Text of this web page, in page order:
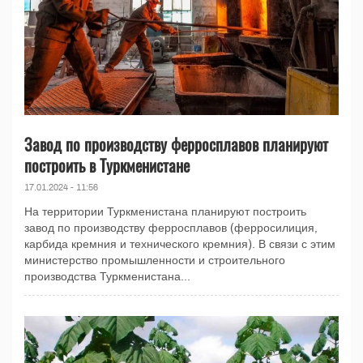
Завод по производству ферросплавов планируют
построить в Туркменистане
17.01.2024 - 11:56
На территории Туркменистана планируют построить
завод по производству ферросплавов (ферросилиция,
карбида кремния и технического кремния). В связи с этим
министерство промышленности и строительного
производства Туркменистана...